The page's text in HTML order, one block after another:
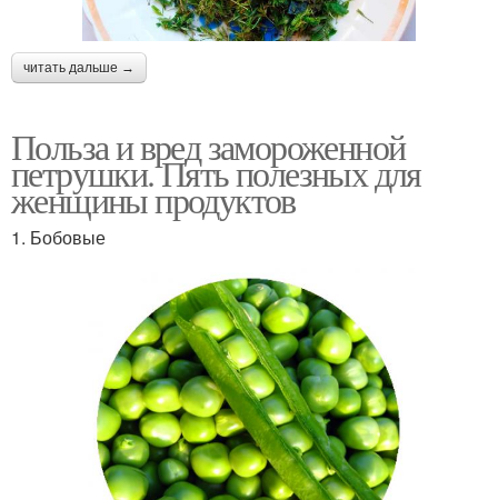
читать дальше →
Польза и вред замороженной
петрушки. Пять полезных для
женщины продуктов
1. Бобовые